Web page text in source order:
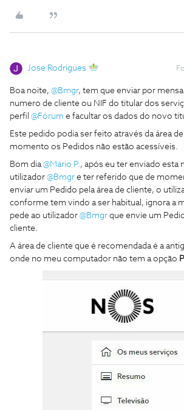
Jose Rodrigues
Boa noite, @Bmgr, tem que enviar por
numero de cliente ou NIF do titular dos
perfil @Fórum e facultar os dados do novo
Este pedido podia ser feito através da área
momento os Pedidos não estão acessíveis.
Bom dia@Mário P., após eu ter enviado esta
utilizador @Bmgr e ter referido que de
enviar um Pedido pela área de cliente, o
conforme tem vindo a ser habitual, ignora a
pede ao utilizador @Bmgr que envie um
cliente.
A área de cliente que é recomendada é a
onde no meu computador não tem a opção